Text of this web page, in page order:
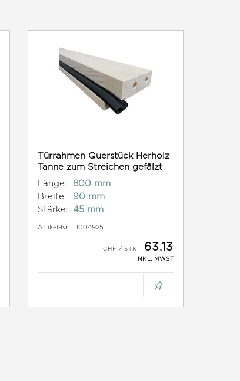
Türrahmen Querstück Herholz
Tanne zum Streichen gefälzt
Länge:
800 mm
Breite:
90 mm
Stärke:
45 mm
Artikel-Nr: 1004925
63.13
INKL. MWST